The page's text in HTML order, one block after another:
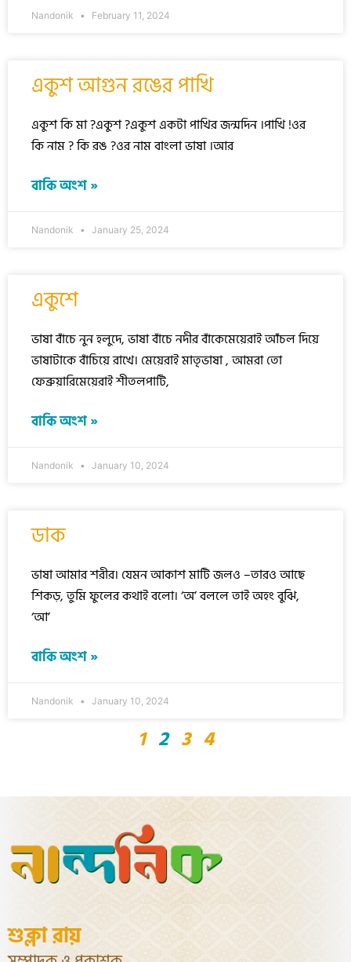
Nandonik February 11, 2024
একুশ আগুন রঙের পাখি
একুশ কি মা ?একুশ ?একুশ একটা পাখির জন্মদিন ।পাখি !ওর
কি নাম ? কি রঙ ?ওর নাম বাংলা ভাষা ।আর
বাকি অংশ »
Nandonik January 25, 2024
একুশে
ভাষা বাঁচে নুন হলুদে, ভাষা বাঁচে নদীর বাঁকেমেয়েরাই আঁচল দিয়ে
ভাষাটাকে বাঁচিয়ে রাখে। মেয়েরাই মাতৃভাষা , আমরা তো
ফেব্রুয়ারিমেয়েরাই শীতলপাটি,
বাকি অংশ »
Nandonik January 10, 2024
ডাক
ভাষা আমার শরীর। যেমন আকাশ মাটি জলও –তারও আছে
শিকড়, তুমি ফুলের কথাই বলো। ‘অ’ বললে তাই অহং বুঝি,
‘আ’
বাকি অংশ »
Nandonik January 10, 2024
1 2 3 4
শুক্লা রায়